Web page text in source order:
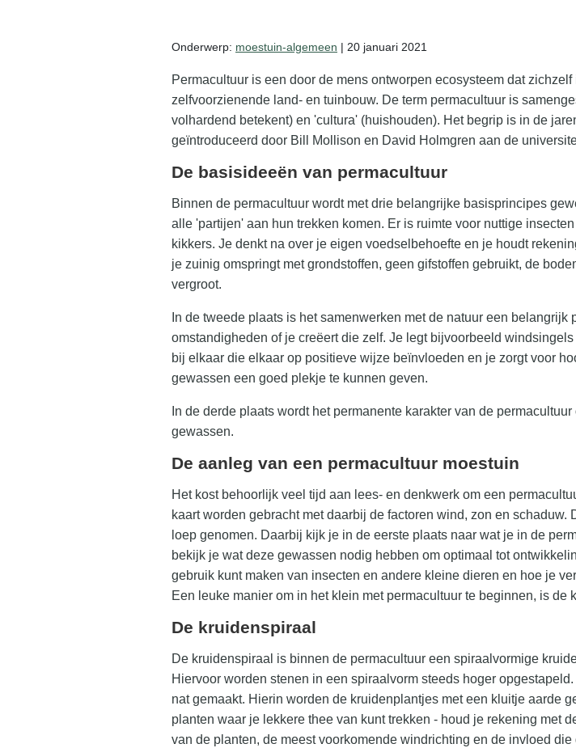
Onderwerp: moestuin-algemeen | 20 januari 2021
Permacultuur is een door de mens ontworpen ecosysteem dat
zelfvoorzienende land- en tuinbouw. De term permacultuur is
volhardend betekent) en 'cultura' (huishouden). Het begrip is in de
geïntroduceerd door Bill Mollison en David Holmgren aan de
De basisideeën van permacultuur
Binnen de permacultuur wordt met drie belangrijke basisprincipes
alle 'partijen' aan hun trekken komen. Er is ruimte voor nuttige
kikkers. Je denkt na over je eigen voedselbehoefte en je houdt
je zuinig omspringt met grondstoffen, geen gifstoffen gebruikt, de
vergroot.
In de tweede plaats is het samenwerken met de natuur een
omstandigheden of je creëert die zelf. Je legt bijvoorbeeld
bij elkaar die elkaar op positieve wijze beïnvloeden en je zorgt voor
gewassen een goed plekje te kunnen geven.
In de derde plaats wordt het permanente karakter van de
gewassen.
De aanleg van een permacultuur moestuin
Het kost behoorlijk veel tijd aan lees- en denkwerk om een
kaart worden gebracht met daarbij de factoren wind, zon en
loep genomen. Daarbij kijk je in de eerste plaats naar wat je in de
bekijk je wat deze gewassen nodig hebben om optimaal tot
gebruik kunt maken van insecten en andere kleine dieren en hoe je
Een leuke manier om in het klein met permacultuur te beginnen, is
De kruidenspiraal
De kruidenspiraal is binnen de permacultuur een spiraalvormige
Hiervoor worden stenen in een spiraalvorm steeds hoger
nat gemaakt. Hierin worden de kruidenplantjes met een kluitje aarde
planten waar je lekkere thee van kunt trekken - houd je rekening met
van de planten, de meest voorkomende windrichting en de invloed